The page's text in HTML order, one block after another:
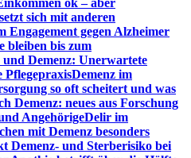
ok – aber
sich mit anderen
Engagement gegen Alzheimer
bleiben bis zum
Demenz: Unerwartete
PflegepraxisDemenz im
so oft scheitert und was
Demenz: neues aus Forschung
AngehörigeDelir im
mit Demenz besonders
Demenz- und Sterberisiko bei